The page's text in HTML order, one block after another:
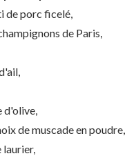
de porc ficelé,
de Paris,
d'olive,
de muscade en poudre,
laurier,